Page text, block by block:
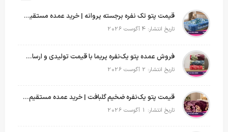
قیمت پتو تک نفره برجسته پروانه | خرید عمده مستقیم با بهترین قیمت بازار
تاریخ انتشار: 4 آگوست 2026
فروش عمده پتو یک‌نفره پریما با قیمت تولیدی و ارسال به سراسر کشور
تاریخ انتشار: 2 آگوست 2026
قیمت پتو یک‌نفره ضخیم گلبافت | خرید عمده مستقیم با بهترین قیمت
تاریخ انتشار: 1 آگوست 2026